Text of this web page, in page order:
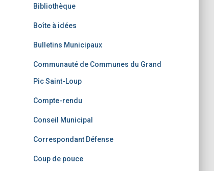
Bibliothèque
Boîte à idées
Bulletins Municipaux
Communauté de Communes du Grand
Pic Saint-Loup
Compte-rendu
Conseil Municipal
Correspondant Défense
Coup de pouce